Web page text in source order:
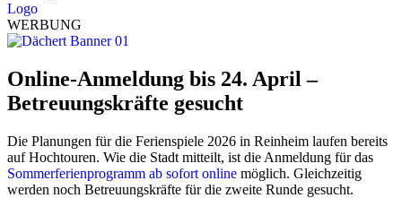
WERBUNG
Online-Anmeldung bis 24. April –
Betreuungskräfte gesucht
Die Planungen für die Ferienspiele 2026 in Reinheim laufen bereits
auf Hochtouren. Wie die Stadt mitteilt, ist die Anmeldung für das
Sommerferienprogramm ab sofort online möglich. Gleichzeitig
werden noch Betreuungskräfte für die zweite Runde gesucht.